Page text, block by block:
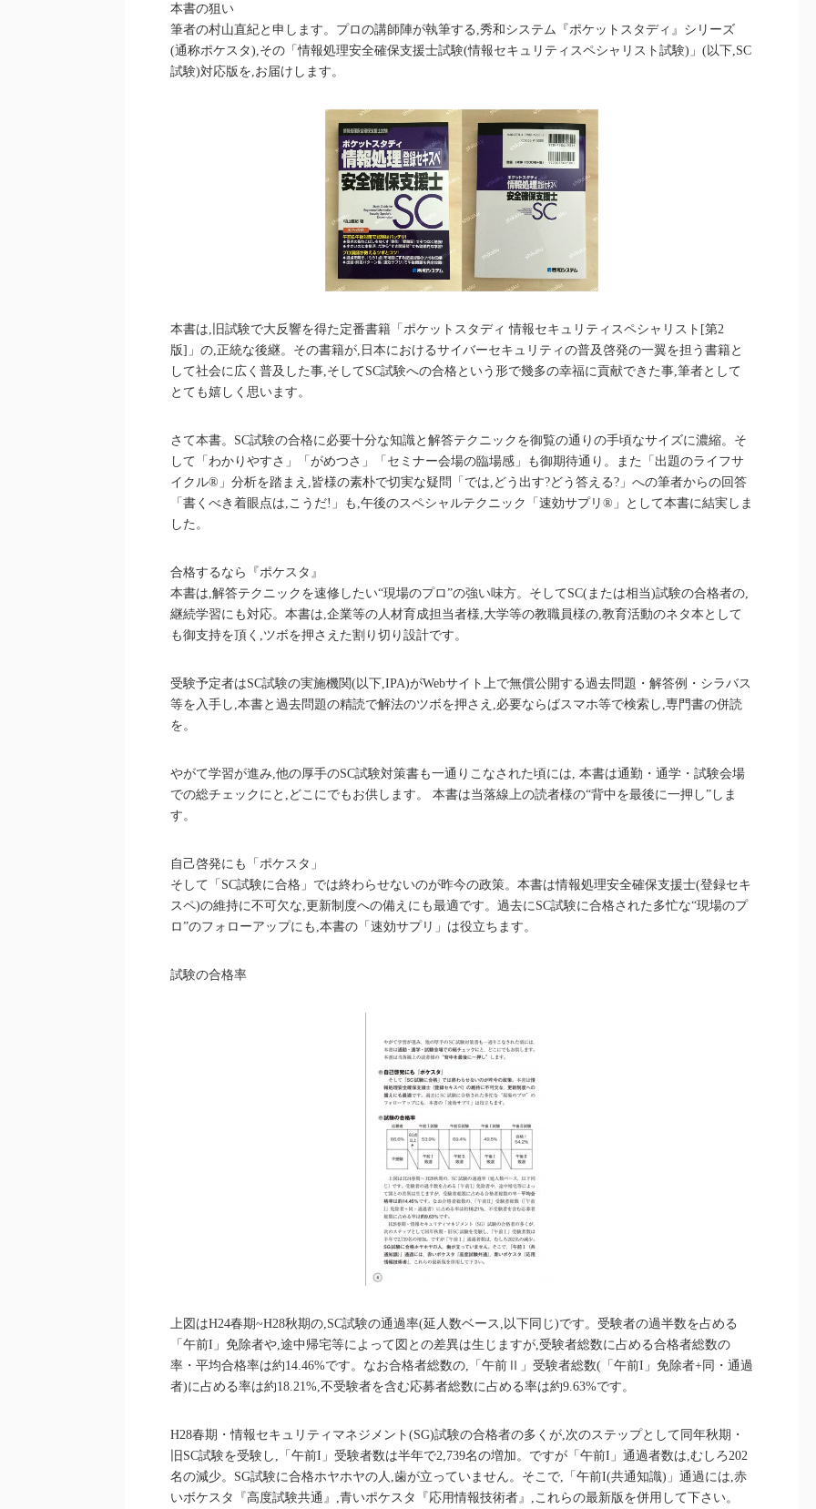
本書の狙い
筆者の村山直紀と申します。プロの講師陣が執筆する,秀和システム『ポケットスタディ』シリーズ
(通称ポケスタ),その「情報処理安全確保支援士試験(情報セキュリティスペシャリスト試験)」(以下,SC
試験)対応版を,お届けします。
本書は,旧試験で大反響を得た定番書籍「ポケットスタディ 情報セキュリティスペシャリスト[第2
版]」の,正統な後継。その書籍が,日本におけるサイバーセキュリティの普及啓発の一翼を担う書籍と
して社会に広く普及した事,そしてSC試験への合格という形で幾多の幸福に貢献できた事,筆者として
とても嬉しく思います。
さて本書。SC試験の合格に必要十分な知識と解答テクニックを御覧の通りの手頃なサイズに濃縮。そ
して「わかりやすさ」「がめつさ」「セミナー会場の臨場感」も御期待通り。また「出題のライフサ
イクル®」分析を踏まえ,皆様の素朴で切実な疑問「では,どう出す?どう答える?」への筆者からの回答
「書くべき着眼点は,こうだ!」も,午後のスペシャルテクニック「速効サプリ®」として本書に結実しま
した。
合格するなら『ポケスタ』
本書は,解答テクニックを速修したい“現場のプロ”の強い味方。そしてSC(または相当)試験の合格者の,
継続学習にも対応。本書は,企業等の人材育成担当者様,大学等の教職員様の,教育活動のネタ本として
も御支持を頂く,ツボを押さえた割り切り設計です。
受験予定者はSC試験の実施機関(以下,IPA)がWebサイト上で無償公開する過去問題・解答例・シラバス
等を入手し,本書と過去問題の精読で解法のツボを押さえ,必要ならばスマホ等で検索し,専門書の併読
を。
やがて学習が進み,他の厚手のSC試験対策書も一通りこなされた頃には, 本書は通勤・通学・試験会場
での総チェックにと,どこにでもお供します。 本書は当落線上の読者様の“背中を最後に一押し”しま
す。
自己啓発にも「ポケスタ」
そして「SC試験に合格」では終わらせないのが昨今の政策。本書は情報処理安全確保支援士(登録セキ
スペ)の維持に不可欠な,更新制度への備えにも最適です。過去にSC試験に合格された多忙な“現場のプ
ロ”のフォローアップにも,本書の「速効サプリ」は役立ちます。
試験の合格率
上図はH24春期~H28秋期の,SC試験の通過率(延人数ベース,以下同じ)です。受験者の過半数を占める
「午前I」免除者や,途中帰宅等によって図との差異は生じますが,受験者総数に占める合格者総数の
率・平均合格率は約14.46%です。なお合格者総数の,「午前Ⅱ」受験者総数(「午前I」免除者+同・通過
者)に占める率は約18.21%,不受験者を含む応募者総数に占める率は約9.63%です。
H28春期・情報セキュリティマネジメント(SG)試験の合格者の多くが,次のステップとして同年秋期・
旧SC試験を受験し,「午前I」受験者数は半年で2,739名の増加。ですが「午前I」通過者数は,むしろ202
名の減少。SG試験に合格ホヤホヤの人,歯が立っていません。そこで,「午前I(共通知識)」通過には,赤
いボケスタ『高度試験共通』,青いポケスタ『応用情報技術者』,これらの最新版を併用して下さい。